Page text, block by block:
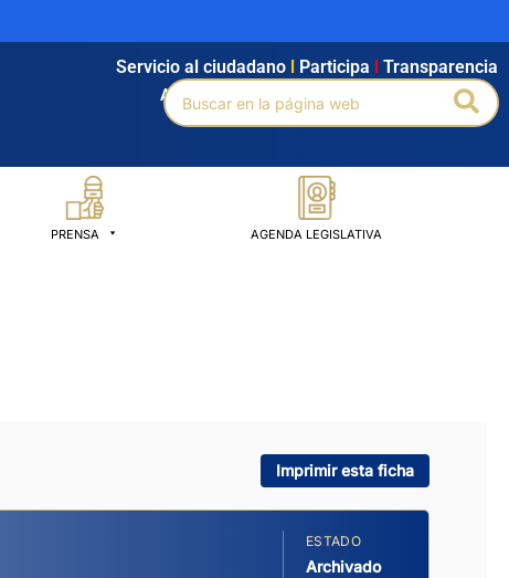
Agendamiento Intranet Búsqueda avanzada
Servicio al ciudadano Participa Transparencia
Buscar
por:
PRENSA AGENDA LEGISLATIVA
Imprimir esta ficha
ESTADO
Archivado